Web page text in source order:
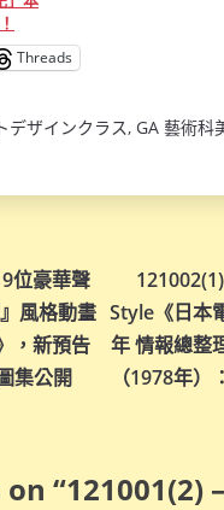
Threads
デザインクラス, GA 藝術科
位豪華聲
風格動畫
，新預告
集公開
Style《日本
年 情報總整
（1978年
“121001(2)